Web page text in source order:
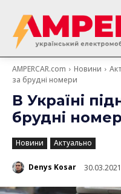
AMPERCAR.com Новини
за брудні номери
В Україні
брудні
Новини Актуально
Denys Kosar 30.03.2021